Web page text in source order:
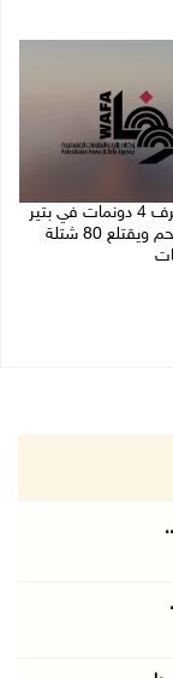
الاحتلال يجرف 4 دونمات في بتير
غرب بيت لحم ويقتلع 80 شتلة